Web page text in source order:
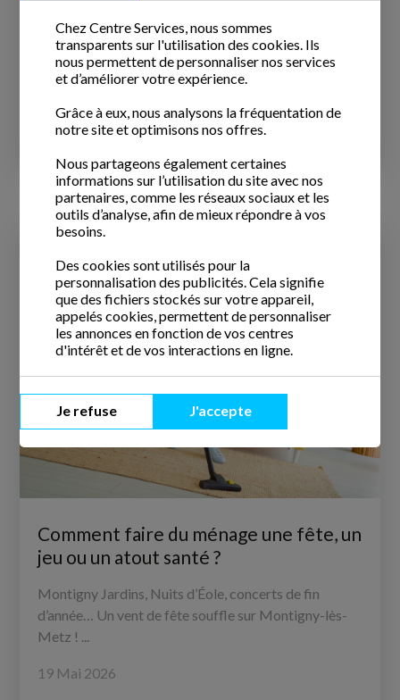
Chez Centre Services, nous sommes
transparents sur l'utilisation des cookies. Ils
nous permettent de personnaliser nos services
et d’améliorer votre expérience.
Grâce à eux, nous analysons la fréquentation de
notre site et optimisons nos offres.
Nous partageons également certaines
informations sur l’utilisation du site avec nos
partenaires, comme les réseaux sociaux et les
outils d’analyse, afin de mieux répondre à vos
besoins.
Des cookies sont utilisés pour la
personnalisation des publicités. Cela signifie
que des fichiers stockés sur votre appareil,
appelés cookies, permettent de personnaliser
les annonces en fonction de vos centres
d'intérêt et de vos interactions en ligne.
Je refuse J'accepte
🧔 Le barbecue, les cartons, le bricolage, l’aspirateur,
les vitres... et parfois même leménagedu dimanche
“vite ...
Lire la suite
Comment faire du ménage une fête, un
jeu ou un atout santé ?
Montigny Jardins, Nuits d’Éole, concerts de fin
d’année… Un vent de fête souffle sur Montigny-lès-
Metz ! ...
19 Mai 2026